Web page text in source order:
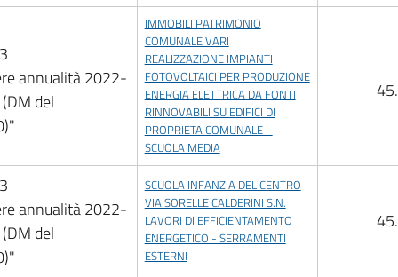
annualità 2022-
del
IMMOBILI PATRIMONIO
COMUNALE VARI
REALIZZAZIONE IMPIANTI
FOTOVOLTAICI PER PRODUZIONE
ENERGIA ELETTRICA DA FONTI
RINNOVABILI SU EDIFICI DI
PROPRIETA COMUNALE –
SCUOLA MEDIA
annualità 2022-
del
SCUOLA INFANZIA DEL CENTRO
VIA SORELLE CALDERINI S.N.
LAVORI DI EFFICIENTAMENTO
ENERGETICO - SERRAMENTI
ESTERNI